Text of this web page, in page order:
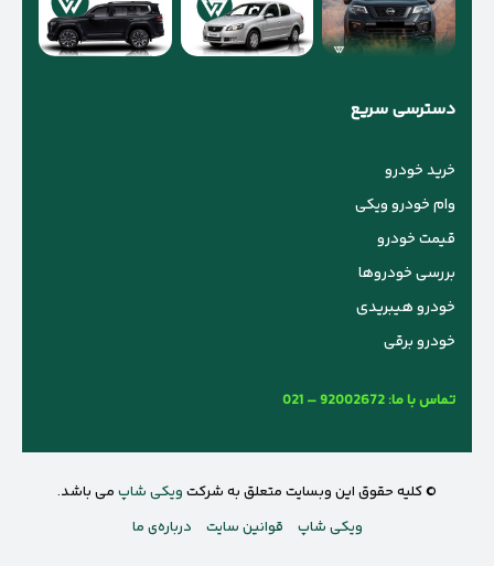
دسترسی سریع
خرید خودرو
وام خودرو ویکی
قیمت خودرو
بررسی خودروها
خودرو هیبریدی
خودرو برقی
تماس با ما: 021 – 92002672
© کلیه حقوق این وبسایت متعلق به شرکت ویکی شاپ می باشد.
ویکی شاپ
قوانین سایت درباره‌ی ما